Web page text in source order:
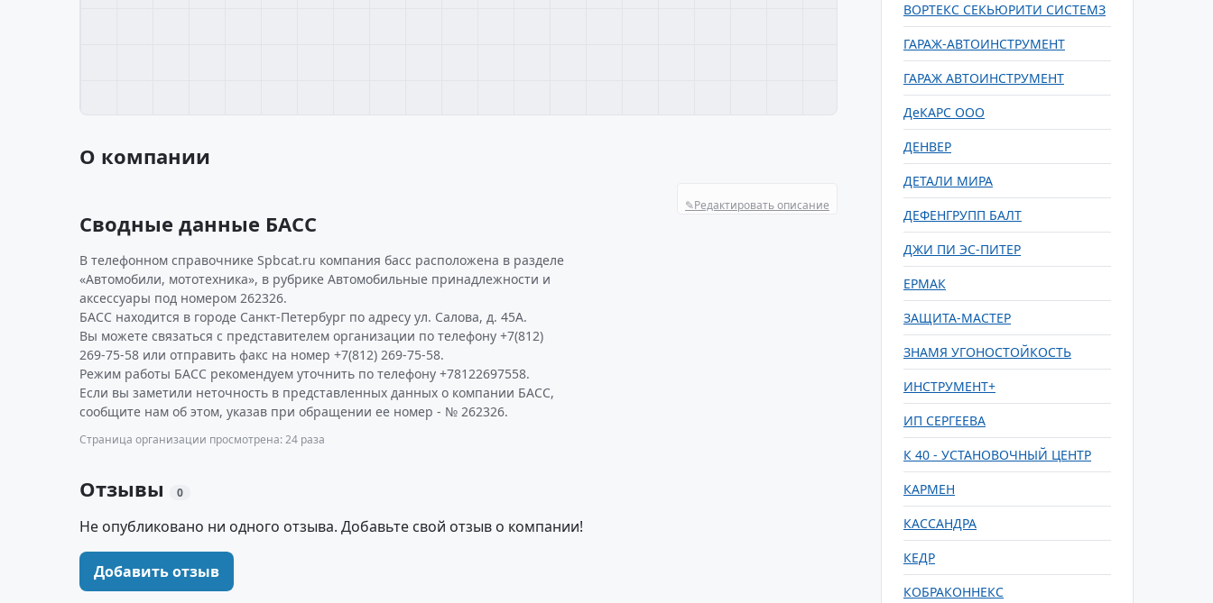
О компании
✎Редактировать описание
Сводные данные БАСС
В телефонном справочнике Spbcat.ru компания басс расположена в разделе
«Автомобили, мототехника», в рубрике Автомобильные принадлежности и
аксессуары под номером 262326.
БАСС находится в городе Санкт-Петербург по адресу ул. Салова, д. 45А.
Вы можете связаться с представителем организации по телефону +7(812)
269-75-58 или отправить факс на номер +7(812) 269-75-58.
Режим работы БАСС рекомендуем уточнить по телефону +78122697558.
Если вы заметили неточность в представленных данных о компании БАСС,
сообщите нам об этом, указав при обращении ее номер - № 262326.
Страница организации просмотрена: 24 раза
Отзывы 0
Не опубликовано ни одного отзыва. Добавьте свой отзыв о компании!
Добавить отзыв
ВОРТЕКС СЕКЬЮРИТИ СИСТЕМЗ
ГАРАЖ-АВТОИНСТРУМЕНТ
ГАРАЖ АВТОИНСТРУМЕНТ
ДеКАРС ООО
ДЕНВЕР
ДЕТАЛИ МИРА
ДЕФЕНГРУПП БАЛТ
ДЖИ ПИ ЭС-ПИТЕР
ЕРМАК
ЗАЩИТА-МАСТЕР
ЗНАМЯ УГОНОСТОЙКОСТЬ
ИНСТРУМЕНТ+
ИП СЕРГЕЕВА
К 40 - УСТАНОВОЧНЫЙ ЦЕНТР
КАРМЕН
КАССАНДРА
КЕДР
КОБРАКОННЕКС